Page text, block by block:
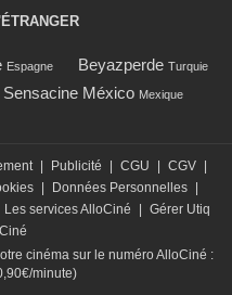
Espagne Beyazperde Turquie
Sensacine México Mexique
Publicité CGU CGV
Données Personnelles
Les services AlloCiné
Gérer Utiq
cinéma sur le numéro AlloCiné :
minute)